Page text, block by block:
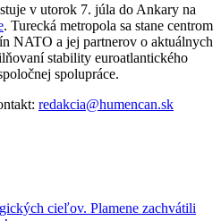
v utorok 7. júla do Ankary na
. Turecká metropola sa stane centrom
NATO a jej partnerov o aktuálnych
stability euroatlantického
spolupráce.
redakcia@humencan.sk
cieľov. Plamene zachvátili